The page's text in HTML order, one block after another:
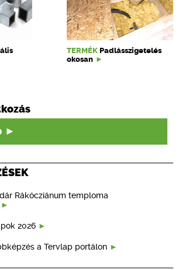
TERMÉK Padlásszigetelés
okosan
Rákócziánum temploma
2026
a Tervlap portálon